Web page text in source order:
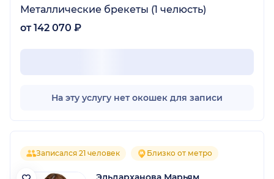
Металлические брекеты (1 челюсть)
от 142 070 ₽
На эту услугу нет окошек для записи
Записался 21 человек Близко от метро